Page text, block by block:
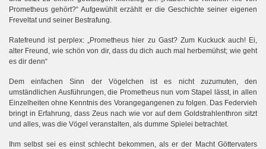
Prometheus gehört?“ Aufgewühlt erzählt er die Geschichte seiner eigenen
Freveltat und seiner Bestrafung.
Ratefreund ist perplex: „Prometheus hier zu Gast? Zum Kuckuck auch! Ei,
alter Freund, wie schön von dir, dass du dich auch mal herbemühst; wie geht
es dir denn“
Dem einfachen Sinn der Vögelchen ist es nicht zuzumuten, den
umständlichen Ausführungen, die Prometheus nun vom Stapel lässt, in allen
Einzelheiten ohne Kenntnis des Vorangegangenen zu folgen. Das Federvieh
bringt in Erfahrung, dass Zeus nach wie vor auf dem Goldstrahlenthron sitzt
und alles, was die Vögel veranstalten, als dumme Spielei betrachtet.
Ihm selbst sei es einst schlecht bekommen, als er der Macht Göttervaters